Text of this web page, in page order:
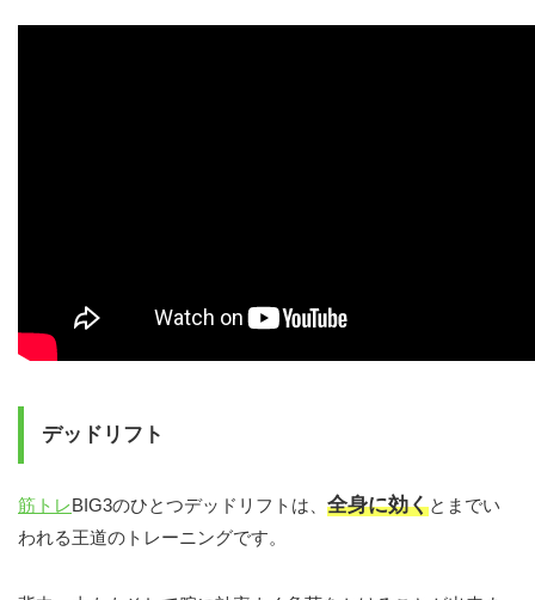
デッドリフト
筋トレBIG3のひとつデッドリフトは、 全身に効くとまでい
われる王道のトレーニングです。